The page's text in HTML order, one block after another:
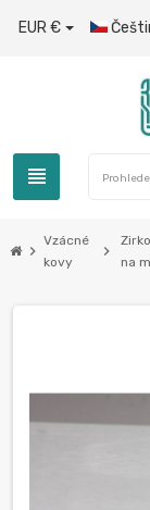
EUR €
view_headline
chevron_right
Vzácné
kovy
chevron_right
na